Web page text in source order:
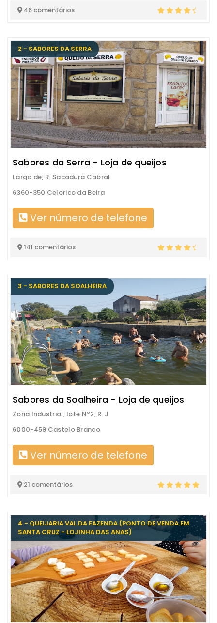
46 comentários
2 - SABORES DA SERRA
Sabores da Serra - Loja de queijos
Largo de, R. Sacadura Cabral
6360-350 Celorico da Beira
Ver número de telefone
141 comentários
3 - SABORES DA SOALHEIRA
Sabores da Soalheira - Loja de queijos
Zona Industrial, lote Nº2, R. J
6000-459 Castelo Branco
Ver número de telefone
21 comentários
4 - QUEIJARIA VAL DA FAZENDA (PONTO DE VENDA EM
SANTA CRUZ - LOJINHA DAS ANAS)